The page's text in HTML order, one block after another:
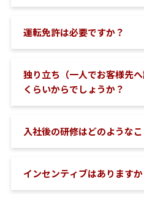
運転免許は必要ですか？
独り立ち（一人でお客様先
くらいからでしょうか？
入社後の研修はどのような
インセンティブはありますか